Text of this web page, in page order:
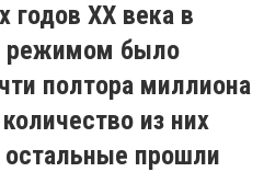
годов ХХ века в
режимом было
полтора миллиона
из них
прошли